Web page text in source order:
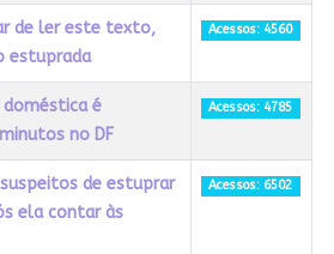
de ler este texto,
estuprada
Acessos: 4560
doméstica é
no DF
Acessos: 4785
de estuprar
ela contar às
Acessos: 6502